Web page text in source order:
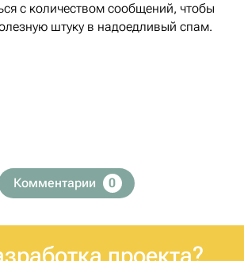
с количеством сообщений, чтобы
штуку в надоедливый спам.
Комментарии 0
проекта?